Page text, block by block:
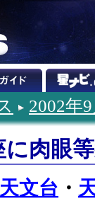
2002年
肉眼
文台 ・